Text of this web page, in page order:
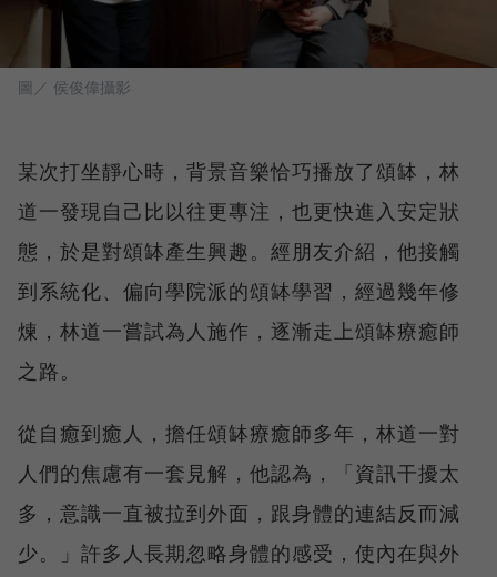
圖／ 侯俊偉攝影
某次打坐靜心時，背景音樂恰巧播放了頌缽，林
道一發現自己比以往更專注，也更快進入安定狀
態，於是對頌缽產生興趣。經朋友介紹，他接觸
到系統化、偏向學院派的頌缽學習，經過幾年修
煉，林道一嘗試為人施作，逐漸走上頌缽療癒師
之路。
從自癒到癒人，擔任頌缽療癒師多年，林道一對
人們的焦慮有一套見解，他認為，「資訊干擾太
多，意識一直被拉到外面，跟身體的連結反而減
少。」許多人長期忽略身體的感受，使內在與外